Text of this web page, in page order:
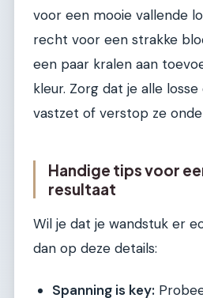
voor een mooie vallende
recht voor een strakke
een paar kralen aan
kleur. Zorg dat je alle
vastzet of verstop ze
Handige tips voor
resultaat
Wil je dat je wandstuk er
dan op deze details:
Spanning is key: